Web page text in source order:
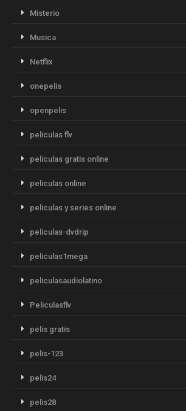
Misterio
Musica
Netflix
onepelis
openpelis
peliculas flv
peliculas gratis online
peliculas online
peliculas y series online
peliculas-dvdrip
peliculas1mega
peliculasaudiolatino
Peliculasflv
pelis gratis
pelis-123
pelis24
pelis28